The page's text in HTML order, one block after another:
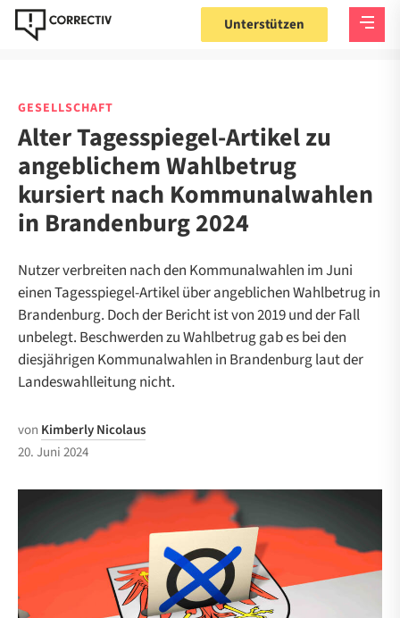
Unterstützen
GESELLSCHAFT
Alter Tagesspiegel-Artikel zu
angeblichem Wahlbetrug
kursiert nach Kommunalwahlen
in Brandenburg 2024
Nutzer verbreiten nach den Kommunalwahlen im Juni
einen Tagesspiegel-Artikel über angeblichen Wahlbetrug in
Brandenburg. Doch der Bericht ist von 2019 und der Fall
unbelegt. Beschwerden zu Wahlbetrug gab es bei den
diesjährigen Kommunalwahlen in Brandenburg laut der
Landeswahlleitung nicht.
von Kimberly Nicolaus
20. Juni 2024